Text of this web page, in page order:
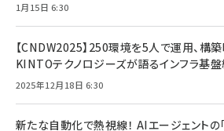
1月15日 6:30
【CNDW2025】250環境を5人で運用、構
KINTOテクノロジーズが語るインフラ基
2025年12月18日 6:30
新たな自動化で熱視線！ AIエージェントの